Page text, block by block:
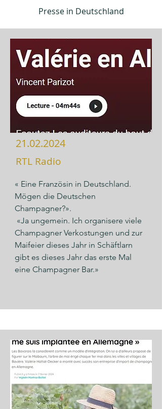
Presse in Deutschland
21.02.2024
RTL Radio
« Eine Französin in Deutschland.
Mögen die Deutschen
Champagner?».
«Ja ungemein. Ich organisere viele
Champagner Verkostungen und zur
Maifeier dieses Jahr in Schäftlarn
gibt es dieses Jahr das erste Mal
eine Champagner Bar.»